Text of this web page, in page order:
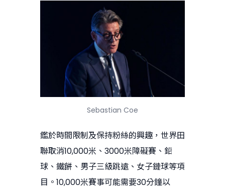
Sebastian Coe
鑑於時間限制及保持粉絲的興趣，世界田
聯取消10,000米、3000米障礙賽、鉛
球、鐵餅、男子三級跳遠、女子鏈球等項
目。10,000米賽事可能需要30分鐘以